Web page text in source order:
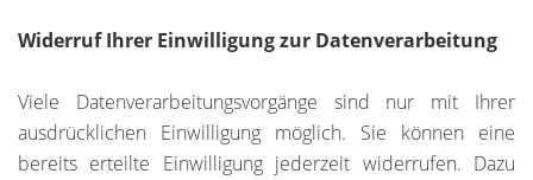
Widerruf Ihrer Einwilligung zur Datenverarbeitung
Viele Datenverarbeitungsvorgänge sind nur mit Ihrer
ausdrücklichen Einwilligung möglich. Sie können eine
bereits erteilte Einwilligung jederzeit widerrufen. Dazu